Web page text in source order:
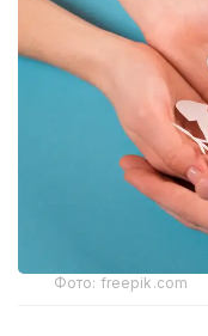
Фото: freepik.com